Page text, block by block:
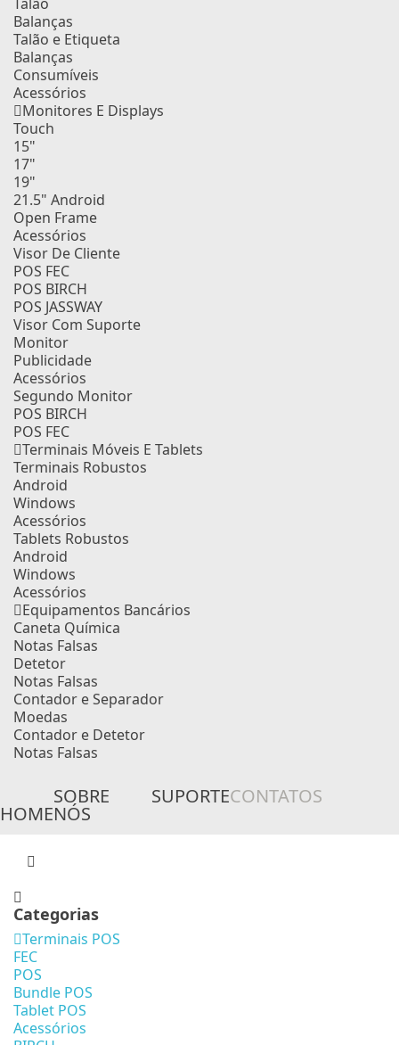
Balanças
Talão e Etiqueta
Balanças
Consumíveis
Acessórios
Monitores E Displays
Touch
15"
17"
19"
21.5" Android
Open Frame
Acessórios
Visor De Cliente
POS FEC
POS BIRCH
POS JASSWAY
Visor Com Suporte
Monitor
Publicidade
Acessórios
Segundo Monitor
POS BIRCH
POS FEC
Terminais Móveis E Tablets
Terminais Robustos
Android
Windows
Acessórios
Tablets Robustos
Android
Windows
Acessórios
Equipamentos Bancários
Caneta Química
Notas Falsas
Detetor
Notas Falsas
Contador e Separador
Moedas
Contador e Detetor
Notas Falsas
HOME
SOBRE
NÓS
SUPORTECONTATOS
Categorias
Terminais POS
FEC
POS
Bundle POS
Tablet POS
Acessórios